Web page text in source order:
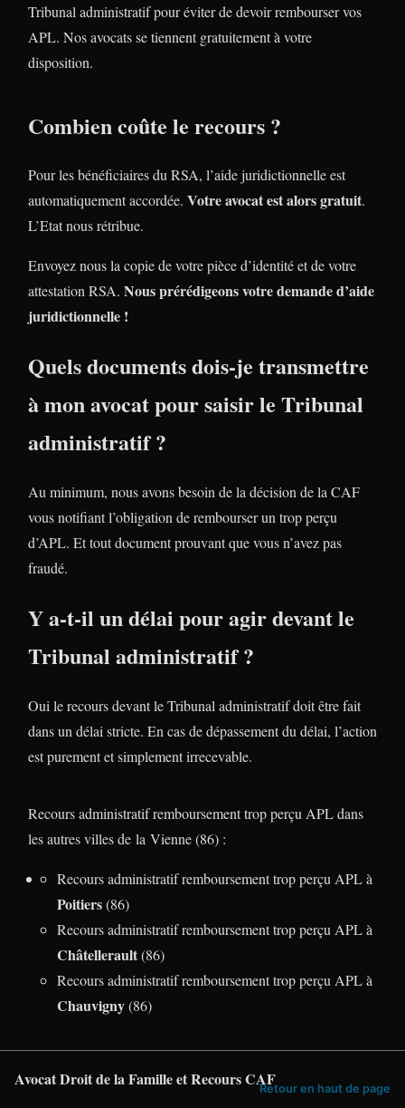
Tribunal administratif pour éviter de devoir rembourser vos
APL. Nos avocats se tiennent gratuitement à votre
disposition.
Combien coûte le recours ?
Pour les bénéficiaires du RSA, l’aide juridictionnelle est
automatiquement accordée. Votre avocat est alors gratuit.
L’Etat nous rétribue.
Envoyez nous la copie de votre pièce d’identité et de votre
attestation RSA. Nous prérédigeons votre demande d’aide
juridictionnelle !
Quels documents dois-je transmettre
à mon avocat pour saisir le Tribunal
administratif ?
Au minimum, nous avons besoin de la décision de la CAF
vous notifiant l’obligation de rembourser un trop perçu
d’APL. Et tout document prouvant que vous n’avez pas
fraudé.
Y a-t-il un délai pour agir devant le
Tribunal administratif ?
Oui le recours devant le Tribunal administratif doit être fait
dans un délai stricte. En cas de dépassement du délai, l’action
est purement et simplement irrecevable.
Recours administratif remboursement trop perçu APL dans
les autres villes de la Vienne (86) :
Recours administratif remboursement trop perçu APL à
Poitiers(86)
Recours administratif remboursement trop perçu APL à
Châtellerault(86)
Recours administratif remboursement trop perçu APL à
Chauvigny(86)
Avocat Droit de la Famille et Recours CAFRetour en haut de page